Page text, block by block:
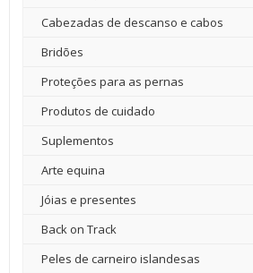
Cabezadas de descanso e cabos
Bridões
Proteções para as pernas
Produtos de cuidado
Suplementos
Arte equina
Jóias e presentes
Back on Track
Peles de carneiro islandesas